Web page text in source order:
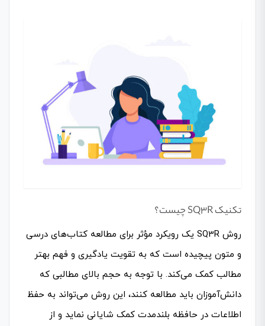
تکنیک SQ3R چیست؟
روش SQ3R یک رویکرد مؤثر برای مطالعه کتاب‌های درسی
و متون پیچیده است که به تقویت یادگیری و فهم بهتر
مطالب کمک می‌کند. با توجه به حجم بالای مطالبی که
دانش‌آموزان باید مطالعه کنند، این روش می‌تواند به حفظ
اطلاعات در حافظه بلندمدت کمک شایانی نماید و از